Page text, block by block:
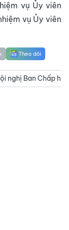
vụ Ủy viên
vụ Ủy viên
Theo dõi
nghị Ban Chấp